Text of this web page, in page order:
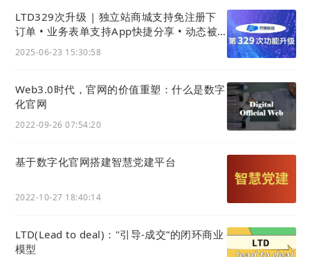
广。
通过官网独立站
，可以为参展商和观众提供一个
和国际影响力。通过独立搭建的线上平台，能够
精准定位潜在客户群体，确保展会信息直达目标
受众，有效拓宽其在全球市场的触达范围。
LTD329次升级 | 独立站商城支持免注册下
订单 • 业务表单支持App快捷分享 • 动态被
2025-06-23 15:30:58
Web3.0时代，官网的价值重塑：什么是数字
化官网
2022-09-26 07:54:20
基于数字化官网搭建智慧党建平台
2022-10-27 18:40:14
LTD(Lead to deal)："引导-成交”的闭环商业
模型